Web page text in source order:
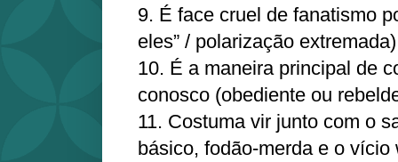
9. É face cruel de fanatismo
eles” / polarização
10. É a maneira principal de
conosco (obediente ou
11. Costuma vir junto com o
básico, fodão-merda e o vício